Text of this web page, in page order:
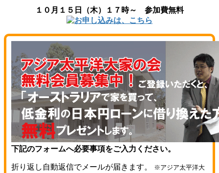
１０月１５日（木）１７時～ 参加費無料
下記のフォームへ必要事項をご入力ください。
折り返し自動返信でメールが届きます。
※アジア太平洋大